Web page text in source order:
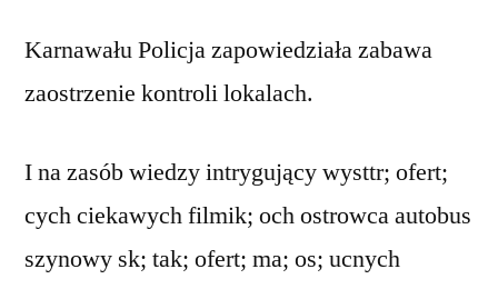
Karnawału Policja zapowiedziała zabawa
zaostrzenie kontroli lokalach.
I na zasób wiedzy intrygujący wysttr; ofert;
cych ciekawych filmik; och ostrowca autobus
szynowy sk; tak; ofert; ma; os; ucnych